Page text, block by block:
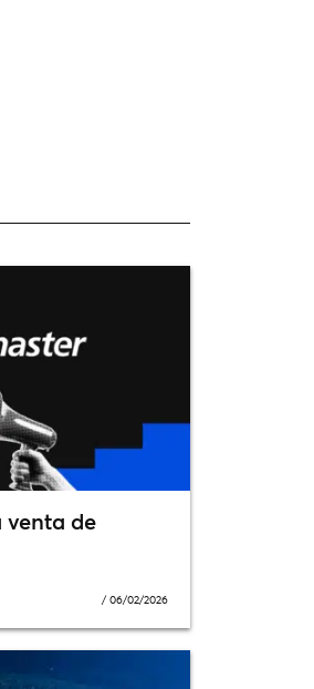
venta de
/06/02/2026